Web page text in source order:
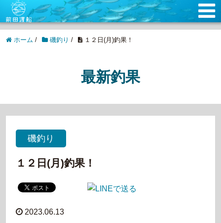
ホーム / 磯釣り / １２日(月)釣果！
最新釣果
磯釣り
１２日(月)釣果！
2023.06.13